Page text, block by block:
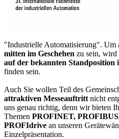
"Industrielle Automatisierung". Um
mitten im Geschehen zu sein, wird
auf der bekannten Standposition
finden sein.
Auch Sie wollen Teil des
attraktiven Messeauftritt nicht
uns genau richtig, denn wir bieten
Themen PROFINET,
PROFIdrive an unseren
Einzelpräsentation.